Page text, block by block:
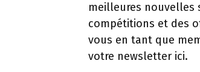
meilleures nouvelles
compétitions et des
vous en tant que
votre newsletter ici.